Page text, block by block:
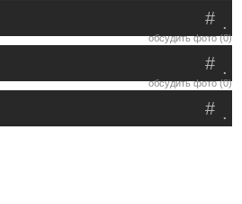
.
#
обсудить фото (0)
.
#
обсудить фото (0)
.
#